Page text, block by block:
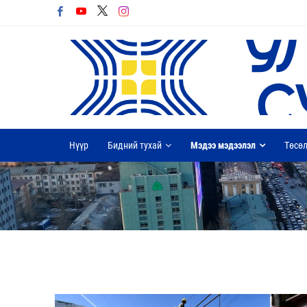
Нүүр Бидний тухай Мэдээ мэдээлэл